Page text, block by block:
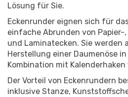
Sonstiges(3)
Lösung für Sie.
Eckenrunder eignen sich für
einfache Abrunden von
und Laminatecken. Sie werden
Herstellung einer Daumenöse
Kombination mit
Der Vorteil von Eckenrundern
inklusive Stanze,